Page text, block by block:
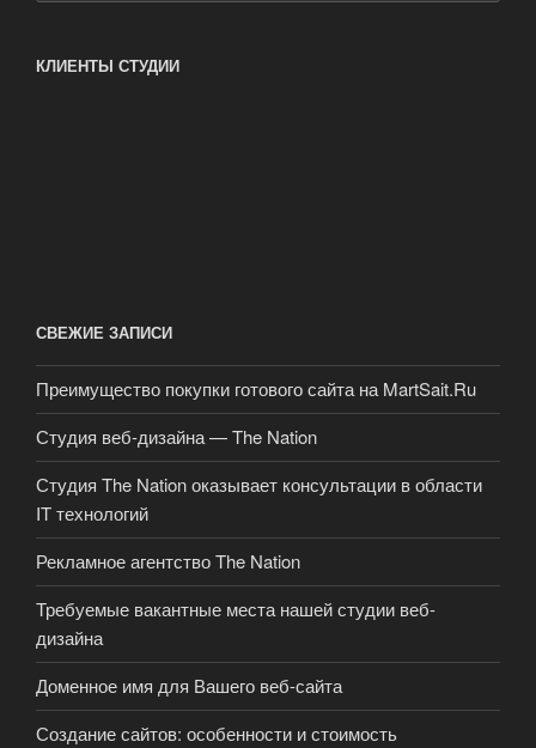
КЛИЕНТЫ СТУДИИ
СВЕЖИЕ ЗАПИСИ
Преимущество покупки готового сайта на MartSait.Ru
Студия веб-дизайна — The Nation
Студия The Nation оказывает консультации в области
IT технологий
Рекламное агентство The Nation
Требуемые вакантные места нашей студии веб-
дизайна
Доменное имя для Вашего веб-сайта
Создание сайтов: особенности и стоимость